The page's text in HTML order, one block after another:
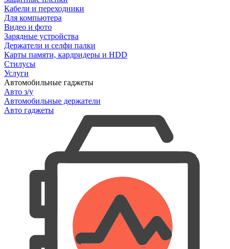
Кабели и переходники
Для компьютера
Видео и фото
Зарядные устройства
Держатели и селфи палки
Карты памяти, кардридеры и HDD
Стилусы
Услуги
Автомобильные гаджеты
Авто з/у
Автомобильные держатели
Авто гаджеты